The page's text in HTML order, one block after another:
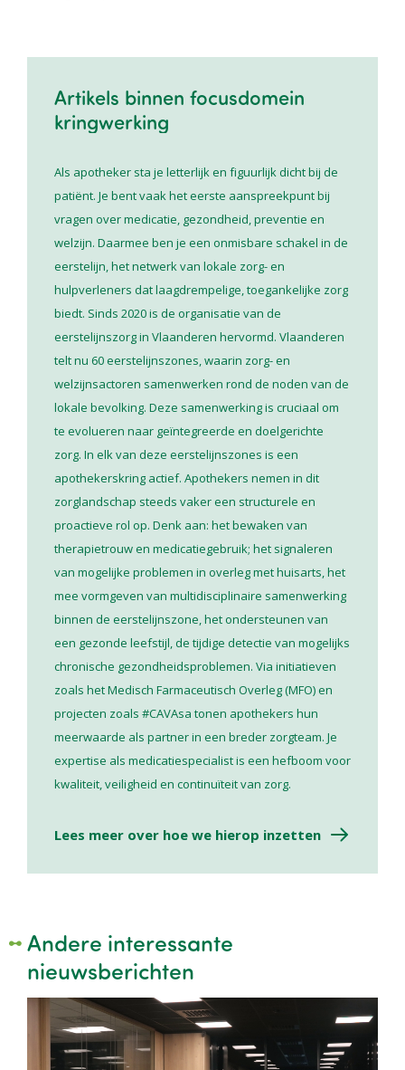
Artikels binnen focusdomein
kringwerking
Als apotheker sta je letterlijk en figuurlijk dicht bij de
patiënt. Je bent vaak het eerste aanspreekpunt bij
vragen over medicatie, gezondheid, preventie en
welzijn. Daarmee ben je een onmisbare schakel in de
eerstelijn, het netwerk van lokale zorg- en
hulpverleners dat laagdrempelige, toegankelijke zorg
biedt. Sinds 2020 is de organisatie van de
eerstelijnszorg in Vlaanderen hervormd. Vlaanderen
telt nu 60 eerstelijnszones, waarin zorg- en
welzijnsactoren samenwerken rond de noden van de
lokale bevolking. Deze samenwerking is cruciaal om
te evolueren naar geïntegreerde en doelgerichte
zorg. In elk van deze eerstelijnszones is een
apothekerskring actief. Apothekers nemen in dit
zorglandschap steeds vaker een structurele en
proactieve rol op. Denk aan: het bewaken van
therapietrouw en medicatiegebruik; het signaleren
van mogelijke problemen in overleg met huisarts, het
mee vormgeven van multidisciplinaire samenwerking
binnen de eerstelijnszone, het ondersteunen van
een gezonde leefstijl, de tijdige detectie van mogelijks
chronische gezondheidsproblemen. Via initiatieven
zoals het Medisch Farmaceutisch Overleg (MFO) en
projecten zoals #CAVAsa tonen apothekers hun
meerwaarde als partner in een breder zorgteam. Je
expertise als medicatiespecialist is een hefboom voor
kwaliteit, veiligheid en continuïteit van zorg.
Lees meer over hoe we hierop inzetten
Andere interessante
nieuwsberichten